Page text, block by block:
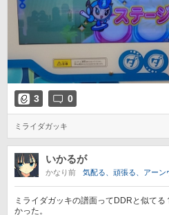
3 0
ミライダガッキ
いかるが
かなり前 気配る、頑張る、アーン
ミライダガッキの譜面ってDDRと似て
かった。